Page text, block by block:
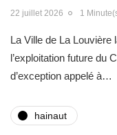
22 juillet 2026 1
La Ville de La Louvière
l’exploitation future du
d’exception appelé à…
hainaut